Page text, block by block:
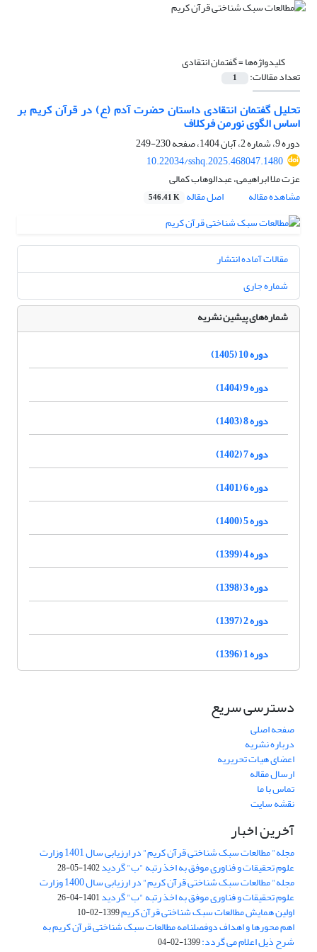
کلیدواژه‌ها =گفتمان انتقادی
تعداد مقالات: 1
تحلیل گفتمان انتقادی داستان حضرت آدم (ع) در قرآن کریم بر
اساس الگوی نورمن فرکلاف
دوره 9، شماره 2، آبان 1404، صفحه
230-249
10.22034/sshq.2025.468047.1480
عزت ملا ابراهیمی، عبدالوهاب کمالی
مشاهده مقاله
اصل مقاله 546.41 K
مقالات آماده انتشار
شماره جاری
شماره‌های پیشین نشریه
دوره 10 (1405)
دوره 9 (1404)
دوره 8 (1403)
دوره 7 (1402)
دوره 6 (1401)
دوره 5 (1400)
دوره 4 (1399)
دوره 3 (1398)
دوره 2 (1397)
دوره 1 (1396)
دسترسی سریع
صفحه اصلی
درباره نشریه
اعضای هیات تحریریه
ارسال مقاله
تماس با ما
نقشه سایت
آخرین اخبار
مجله" مطالعات سبک شناختی قرآن کریم" در ارزیابی سال 1401 وزارت
علوم تحقیقات و فناوری موفق به اخذ رتبه "ب" گردید1402-05-28
مجله" مطالعات سبک شناختی قرآن کریم" در ارزیابی سال 1400 وزارت
علوم تحقیقات و فناوری موفق به اخذ رتبه "ب" گردید1401-04-26
اولین همایش مطالعات سبک شناختی قرآن کریم1399-02-10
اهم محورها و اهداف دوفصلنامه مطالعات سبک شناختی قرآن کریم به
شرح ذیل اعلام می گردد:1399-02-04